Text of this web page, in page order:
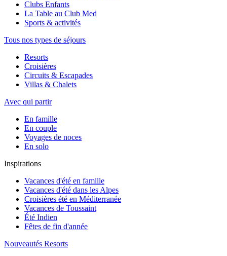
Clubs Enfants
La Table au Club Med
Sports & activités
Tous nos types de séjours
Resorts
Croisières
Circuits & Escapades
Villas & Chalets
Avec qui partir
En famille
En couple
Voyages de noces
En solo
Inspirations
Vacances d'été en famille
Vacances d'été dans les Alpes
Croisières été en Méditerranée
Vacances de Toussaint
Été Indien
Fêtes de fin d'année
Nouveautés Resorts